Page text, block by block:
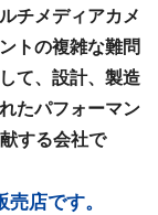
チメディアカメ
トの複雑な難問
て、設計、製造
たパフォーマン
する会社で
店です。